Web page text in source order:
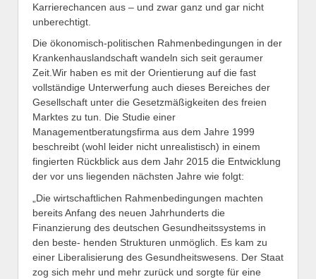
Karrierechancen aus – und zwar ganz und gar nicht
unberechtigt.
Die ökonomisch-politischen Rahmenbedingungen in der
Krankenhauslandschaft wandeln sich seit geraumer
Zeit.Wir haben es mit der Orientierung auf die fast
vollständige Unterwerfung auch dieses Bereiches der
Gesellschaft unter die Gesetzmäßigkeiten des freien
Marktes zu tun. Die Studie einer
Managementberatungsfirma aus dem Jahre 1999
beschreibt (wohl leider nicht unrealistisch) in einem
fingierten Rückblick aus dem Jahr 2015 die Entwicklung
der vor uns liegenden nächsten Jahre wie folgt:
„Die wirtschaftlichen Rahmenbedingungen machten
bereits Anfang des neuen Jahrhunderts die
Finanzierung des deutschen Gesundheitssystems in
den beste- henden Strukturen unmöglich. Es kam zu
einer Liberalisierung des Gesundheitswesens. Der Staat
zog sich mehr und mehr zurück und sorgte für eine